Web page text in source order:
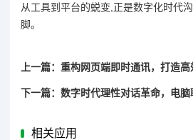
从工具到平台的蜕变,正是数字化时代
脚。
上一篇：重构网页端即时通讯，打造
下一篇：数字时代理性对话革命，电
相关应用